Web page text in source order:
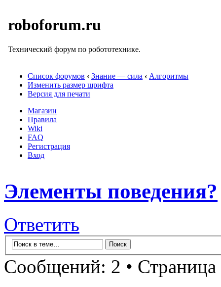
roboforum.ru
Технический форум по робототехнике.
Список форумов ‹ Знание — сила ‹ Алгоритмы
Изменить размер шрифта
Версия для печати
Магазин
Правила
Wiki
FAQ
Регистрация
Вход
Элементы поведения?
Ответить
Сообщений: 2 • Страница